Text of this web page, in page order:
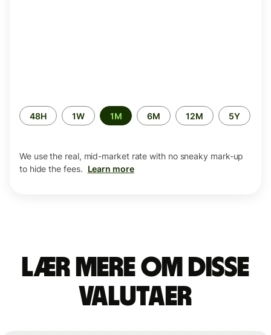
Time
period
48H 1W 1M 6M 12M 5Y
We use the real, mid-market rate with no sneaky mark-up
to hide the fees. Learn more
Lær mere om disse
valutaer